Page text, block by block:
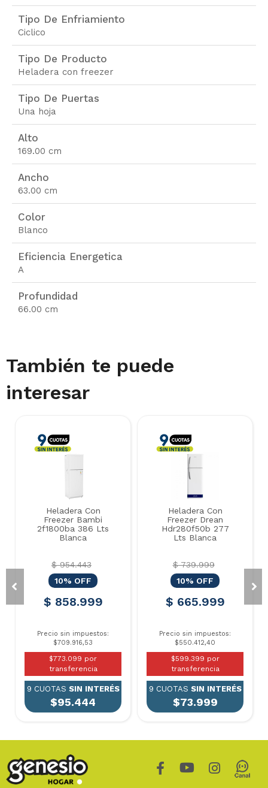
Tipo De Enfriamiento
Ciclico
Tipo De Producto
Heladera con freezer
Tipo De Puertas
Una hoja
Alto
169.00 cm
Ancho
63.00 cm
Color
Blanco
Eficiencia Energetica
A
Profundidad
66.00 cm
También te puede
interesar
Heladera Con
Freezer Bambi
2f1800ba 386 Lts
Blanca
$ 954.443
10% OFF
$ 858.999
Precio sin impuestos:
$709.916,53
$773.099 por
transferencia
9 CUOTAS SIN INTERÉS
$95.444
Heladera Con
Freezer Drean
Hdr280f50b 277
Lts Blanca
$ 739.999
10% OFF
$ 665.999
Precio sin impuestos:
$550.412,40
$599.399 por
transferencia
9 CUOTAS SIN INTERÉS
$73.999